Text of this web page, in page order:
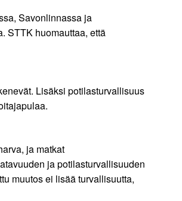
Savonlinnassa ja
STTK huomauttaa, että
Lisäksi potilasturvallisuus
ja matkat
ja potilasturvallisuuden
muutos ei lisää turvallisuutta,